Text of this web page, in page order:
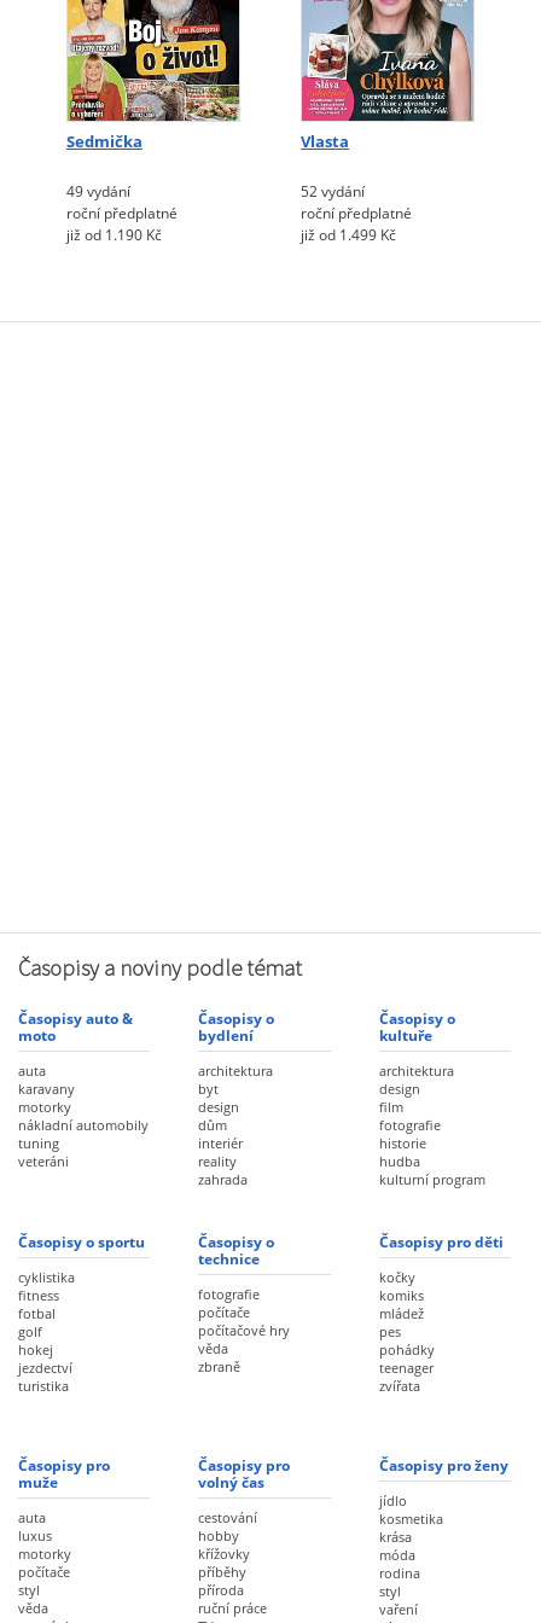
Sedmička
49 vydání
roční předplatné
již od 1.190 Kč
Vlasta
52 vydání
roční předplatné
již od 1.499 Kč
Časopisy a noviny podle témat
Časopisy auto &
moto
auta
karavany
motorky
nákladní automobily
tuning
veteráni
Časopisy o
bydlení
architektura
byt
design
dům
interiér
reality
zahrada
Časopisy o
kultuře
architektura
design
film
fotografie
historie
hudba
kulturní program
Časopisy o sportu
cyklistika
fitness
fotbal
golf
hokej
jezdectví
turistika
Časopisy o
technice
fotografie
počítače
počítačové hry
věda
zbraně
Časopisy pro děti
kočky
komiks
mládež
pes
pohádky
teenager
zvířata
Časopisy pro
muže
auta
luxus
motorky
počítače
styl
věda
Časopisy pro
volný čas
cestování
hobby
křížovky
příběhy
příroda
ruční práce
Časopisy pro ženy
jídlo
kosmetika
krása
móda
rodina
styl
vaření